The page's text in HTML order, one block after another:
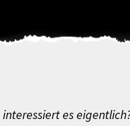
interessiert es